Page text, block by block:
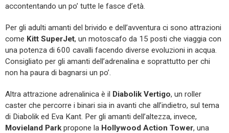
accontentando un po’ tutte le fasce d’età.
Per gli adulti amanti del brivido e dell’avventura ci sono attrazioni
come Kitt SuperJet, un motoscafo da 15 posti che viaggia con
una potenza di 600 cavalli facendo diverse evoluzioni in acqua.
Consigliato per gli amanti dell’adrenalina e soprattutto per chi
non ha paura di bagnarsi un po’.
Altra attrazione adrenalinica è il Diabolik Vertigo, un roller
caster che percorre i binari sia in avanti che all’indietro, sul tema
di Diabolik ed Eva Kant. Per gli amanti dell’altezza, invece,
Movieland Parkpropone la Hollywood Action Tower, una